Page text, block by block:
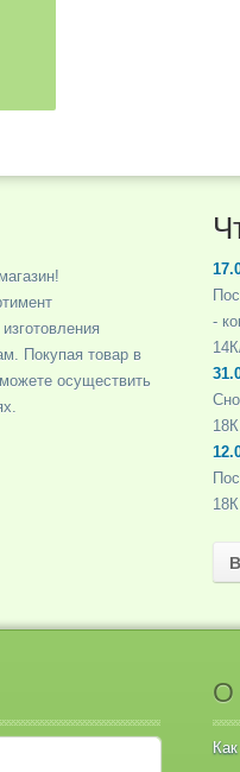
Покупая товар в
осуществить
-
О